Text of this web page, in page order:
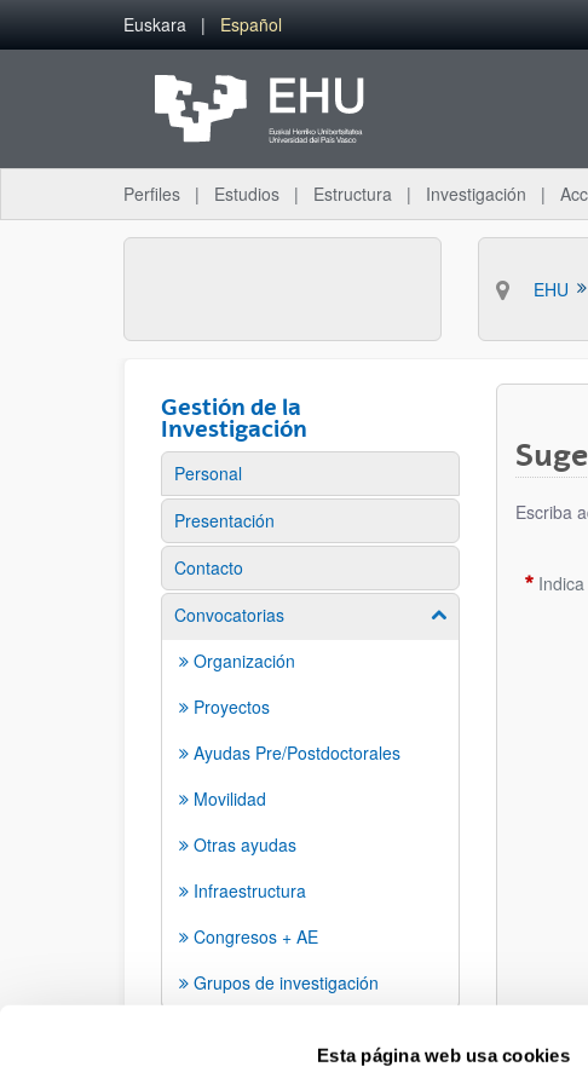
Esta página web usa cookies
Saltar al contenido principal
Euskara Español
Perfiles Estudios Estructura Investigación
EHU
Gestión de la
Investigación
Personal
Presentación
Contacto
Convocatorias
Mostrar/ocultar
Organización
Proyectos
Ayudas Pre/Postdoctorales
Movilidad
Otras ayudas
Infraestructura
Congresos + AE
Grupos de investigación
Escriba